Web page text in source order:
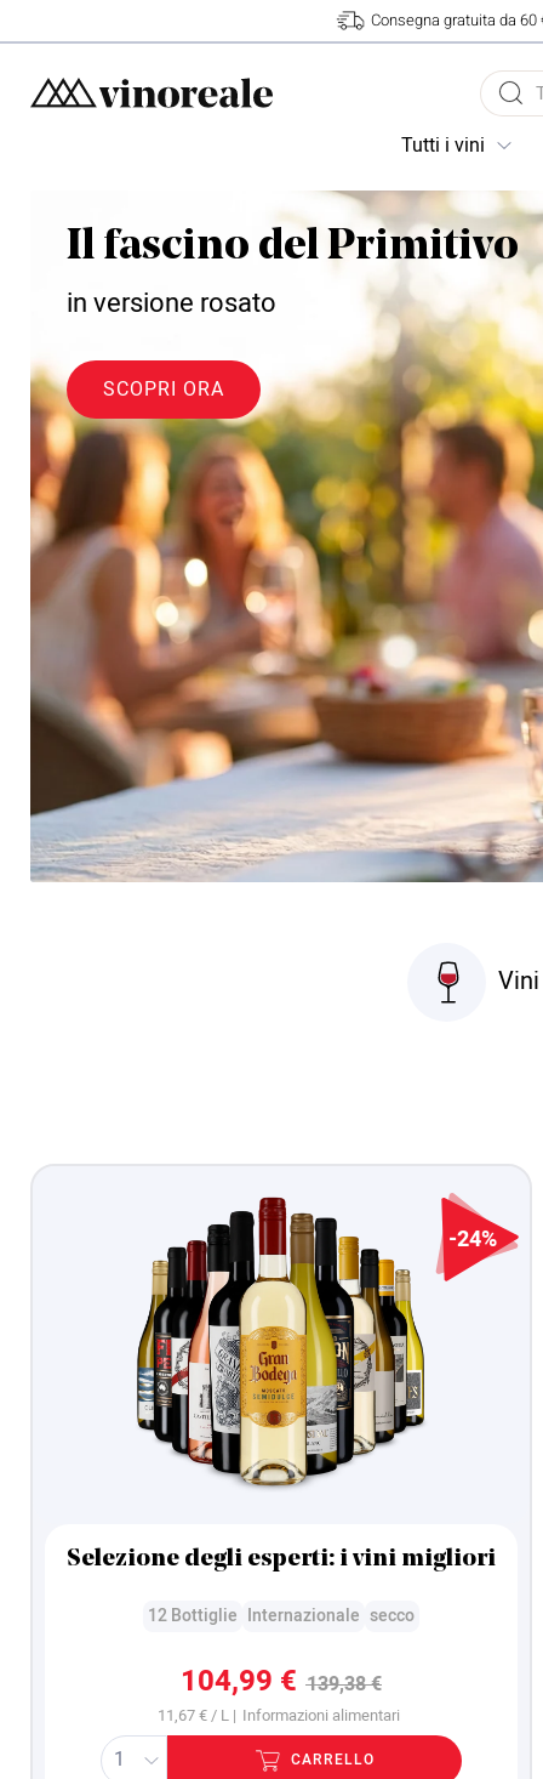
Consegna gratuita da 60
Tutti i vini
Il fascino del Primitivo
in versione rosato
SCOPRI ORA
-24%
Selezione degli esperti: i vini migliori
12 Bottiglie Internazionale secco
104,99 € 139,38 €
11,67 € / L | Informazioni alimentari
CARRELLO
4 Valutazione Recensioni
Alberto Granato
Cliente verificato
Ottimo servizio
Cliente verificato
Ho scoperto questo sito grazie a un'offerta che
mi è comparsa e ho deciso di fare un ordine.
L'esperienza è stata molto positiva: il sito è
semplice da usare, l'acquisto è stato veloce e la
selezione di vini è ampia e interessante. La
spedizione è arrivata nei tempi previsti e le
bottiglie erano imballate con molta cura. Sono
soddisfatto dell'acquisto e sicuramente terrò
questo sito in considerazione anche per i
prossimi ordini. Consigliato!
6/8/2026
Diverse difficoltà nella consegna. Pacco non
consegnato, quindi rispedito da loro, quindi
consegnati due pacchi identici, poi sono venuti a
riprendere uno dei due pacchi. Un po’ di disagi
nel dover gestire tutti questi corrieri.
5/8/2026
Aida Basharova
Cliente verificato
Vini rossi eccezionali, più regalo (due calici) e
proprio quello che ci voleva da portare con noi
Poca scelta di vini e prezzi alti, ho acquistato
solo perché avevo il 50% di sconto
2/8/2026